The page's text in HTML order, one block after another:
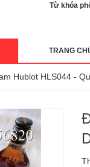
Từ khóa
TRANG
Hublot HLS044 -